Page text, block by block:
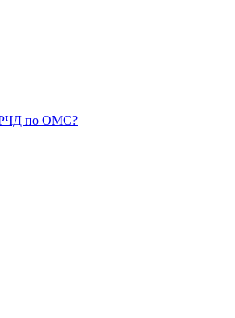
РЧД по ОМС?